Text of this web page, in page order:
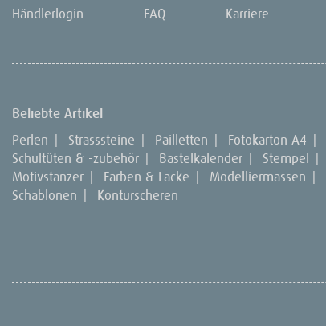
Händlerlogin FAQ Karriere
Beliebte Artikel
Perlen Strasssteine Pailletten Fotokarton A4
Schultüten & -zubehör
Bastelkalender Stempel
Motivstanzer
Farben & Lacke Modelliermassen
Schablonen
Konturscheren